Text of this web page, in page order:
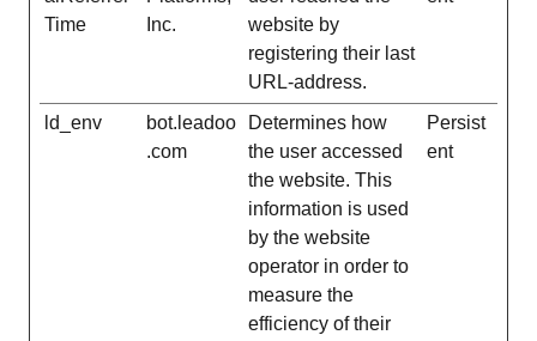
Time
Inc.
website by
registering their last
URL-address.
ld_env
bot.leadoo
.com
Determines how
the user accessed
the website. This
information is used
by the website
operator in order to
measure the
efficiency of their
Persist
ent